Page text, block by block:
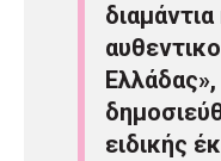
ειδικής